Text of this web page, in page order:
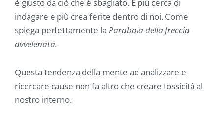
è giusto da ciò che è sbagliato. E più cerca di
indagare e più crea ferite dentro di noi. Come
spiega perfettamente la Parabola della freccia
avvelenata.
Questa tendenza della mente ad analizzare e
ricercare cause non fa altro che creare tossicità al
nostro interno.